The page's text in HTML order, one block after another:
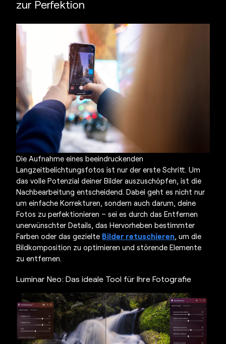
zur Perfektion
Die Aufnahme eines beeindruckenden
Langzeitbelichtungsfotos ist nur der erste Schritt. Um
das volle Potenzial deiner Bilder auszuschöpfen, ist die
Nachbearbeitung entscheidend. Dabei geht es nicht nur
um einfache Korrekturen, sondern auch darum, deine
Fotos zu perfektionieren – sei es durch das Entfernen
unerwünschter Details, das Hervorheben bestimmter
Farben oder das gezielte Bilder retuschieren, um die
Bildkomposition zu optimieren und störende Elemente
zu entfernen.
Luminar Neo: Das ideale Tool für Ihre Fotografie